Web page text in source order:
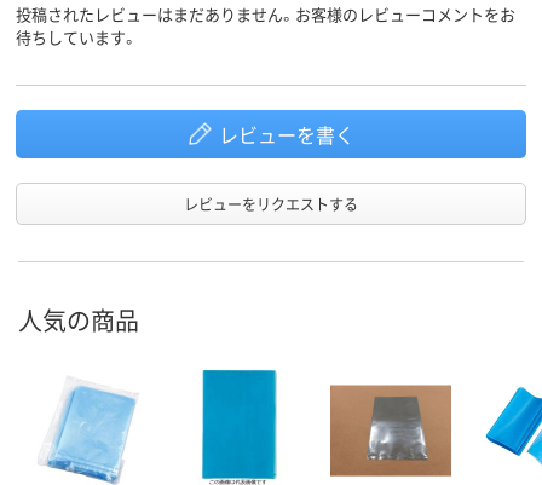
投稿されたレビューはまだありません。お客様のレビューコメントをお
待ちしています。
レビューを書く
レビューをリクエストする
人気の商品